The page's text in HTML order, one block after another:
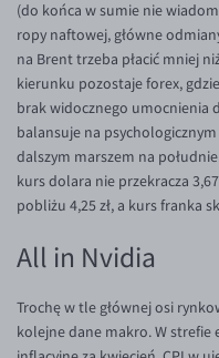
EUR/HKD
EUR/HUF
EUR/ILS
EUR/JPY
EUR/NZD
EUR/RON
EUR/ZAR
GBP/USD
(do końca w sumie nie
ropy naftowej, główne
na Brent trzeba płacić mniej
kierunku pozostaje forex,
brak widocznego umocnienia
balansuje na psychologicznym
dalszym marszem na
kurs dolara nie przekracza
pobliżu 4,25 zł, a kurs franka
All in Nvidia
Trochę w tle głównej osi
kolejne dane makro. W